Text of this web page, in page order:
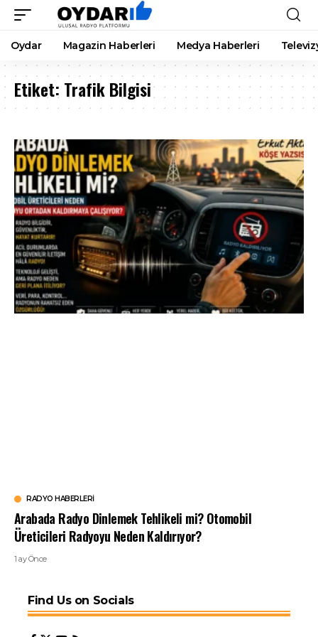
Oydar Magazin Haberleri Medya Haberleri
Etiket: Trafik Bilgisi
RADYO HABERLERI
Arabada Radyo Dinlemek Tehlikeli mi? Otomobil
Üreticileri Radyoyu Neden Kaldırıyor?
1 ay Önce
Find Us on Socials